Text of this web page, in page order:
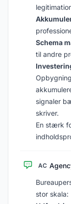
Schema
til andre
signaler
skriver.
En stærk
AC
stor skala: